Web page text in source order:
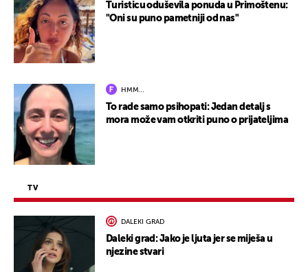
Turisticu oduševila ponuda u Primoštenu:
"Oni su puno pametniji od nas"
HMM…
To rade samo psihopati: Jedan detalj s
mora može vam otkriti puno o prijateljima
TV
DALEKI GRAD
Daleki grad: Jako je ljuta jer se miješa u
njezine stvari